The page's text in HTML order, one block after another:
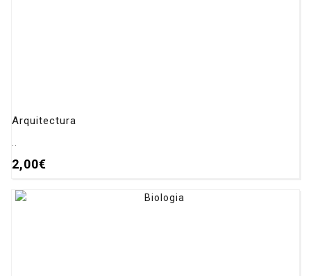
Arquitectura
2,00€